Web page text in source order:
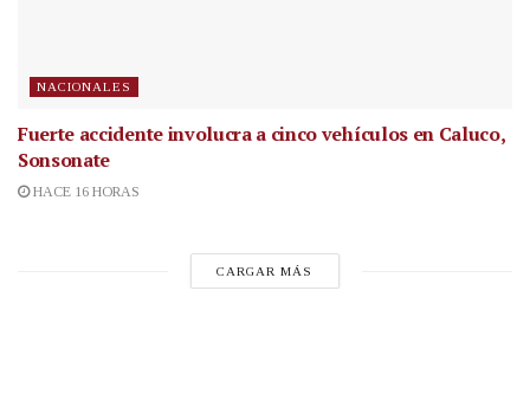
NACIONALES
Fuerte accidente involucra a cinco vehículos en Caluco,
Sonsonate
HACE 16 HORAS
CARGAR MÁS